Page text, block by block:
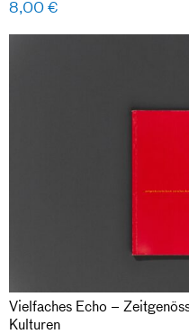
8,00€
Vielfaches Echo –
Kulturen